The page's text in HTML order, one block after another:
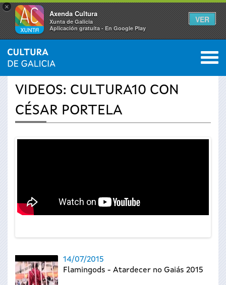
×
Axenda Cultura
Xunta de Galicia
Aplicación gratuíta - En Google Play
VER
Vostede
está
aquí
INICIO › ACTUALIDADE 0
VIDEOS: CULTURA10 CON
CÉSAR PORTELA
14/07/2015
Flamingods - Atardecer no Gaiás 2015